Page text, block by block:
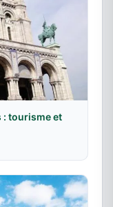
: tourisme et